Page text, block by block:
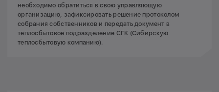
необходимо обратиться в свою управляющую
организацию, зафиксировать решение протоколом
собрания собственников и передать документ в
теплосбытовое подразделение СГК (Сибирскую
теплосбытовую компанию).